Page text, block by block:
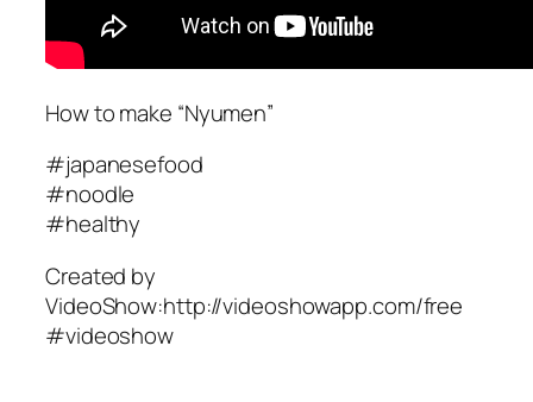
How to make “Nyumen”
#japanesefood
#noodle
#healthy
Created by
VideoShow:http://videoshowapp.com/free
#videoshow